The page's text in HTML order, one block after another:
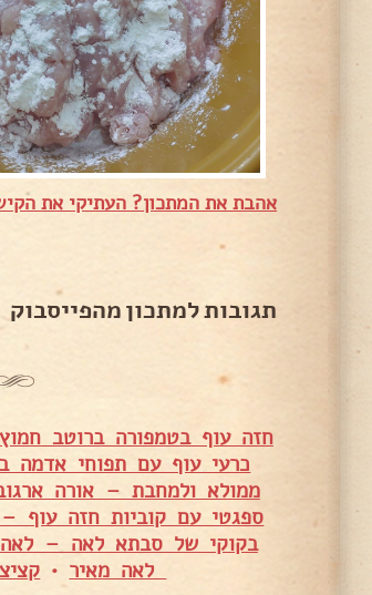
אהבת את המתכון? העתיקי את
תגובות למתכון מהפייסבוק
חזה עוף בטמפורה ברוטב
כרעי עוף עם תפוחי
ממולא ולמחבת – אורה
ספגטי עם קוביות חזה עוף –
בקוקי של סבתא לאה –
לאה מאיר•